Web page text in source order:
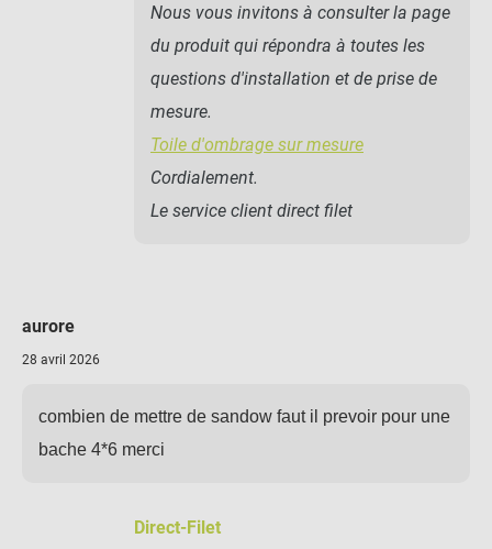
Nous vous invitons à consulter la page
du produit qui répondra à toutes les
questions d'installation et de prise de
mesure.
Toile d'ombrage sur mesure
Cordialement.
Le service client direct filet
aurore
28 avril 2026
combien de mettre de sandow faut il prevoir pour une
bache 4*6 merci
Direct-Filet